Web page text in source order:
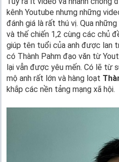
kênh Youtube nhưng những
đánh giá là rất thú vị. Qua
và thế chiến 1,2 cùng các chủ
giúp tên tuổi của anh được lan
có Thành Pahm đạo văn từ
lại vẫn được yêu mến. Có lẽ từ
mộ anh rất lớn và hàng loạt
khắp các nền tảng mạng xã hội.